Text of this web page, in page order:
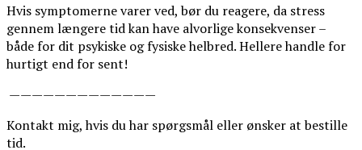
Hvis symptomerne varer ved, bør du reagere, da stress
gennem længere tid kan have alvorlige konsekvenser –
både for dit psykiske og fysiske helbred. Hellere handle for
hurtigt end for sent!
—————————————
Kontakt mig, hvis du har spørgsmål eller ønsker at bestille
tid.